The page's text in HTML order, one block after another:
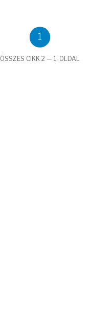
1
ÖSSZES CIKK 2 — 1. OLDAL